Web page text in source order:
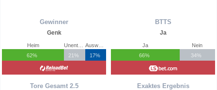
Gewinner
Genk
Heim
62%
21%
17%
Tore Gesamt 2.5
BTTS
Ja
Ja
66%
Nein
34%
Exaktes Ergebnis